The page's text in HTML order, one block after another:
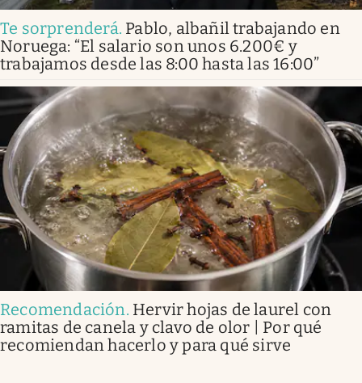
Te sorprenderá. Pablo, albañil trabajando en
Noruega: “El salario son unos 6.200€ y
trabajamos desde las 8:00 hasta las 16:00”
Recomendación. Hervir hojas de laurel con
ramitas de canela y clavo de olor | Por qué
recomiendan hacerlo y para qué sirve